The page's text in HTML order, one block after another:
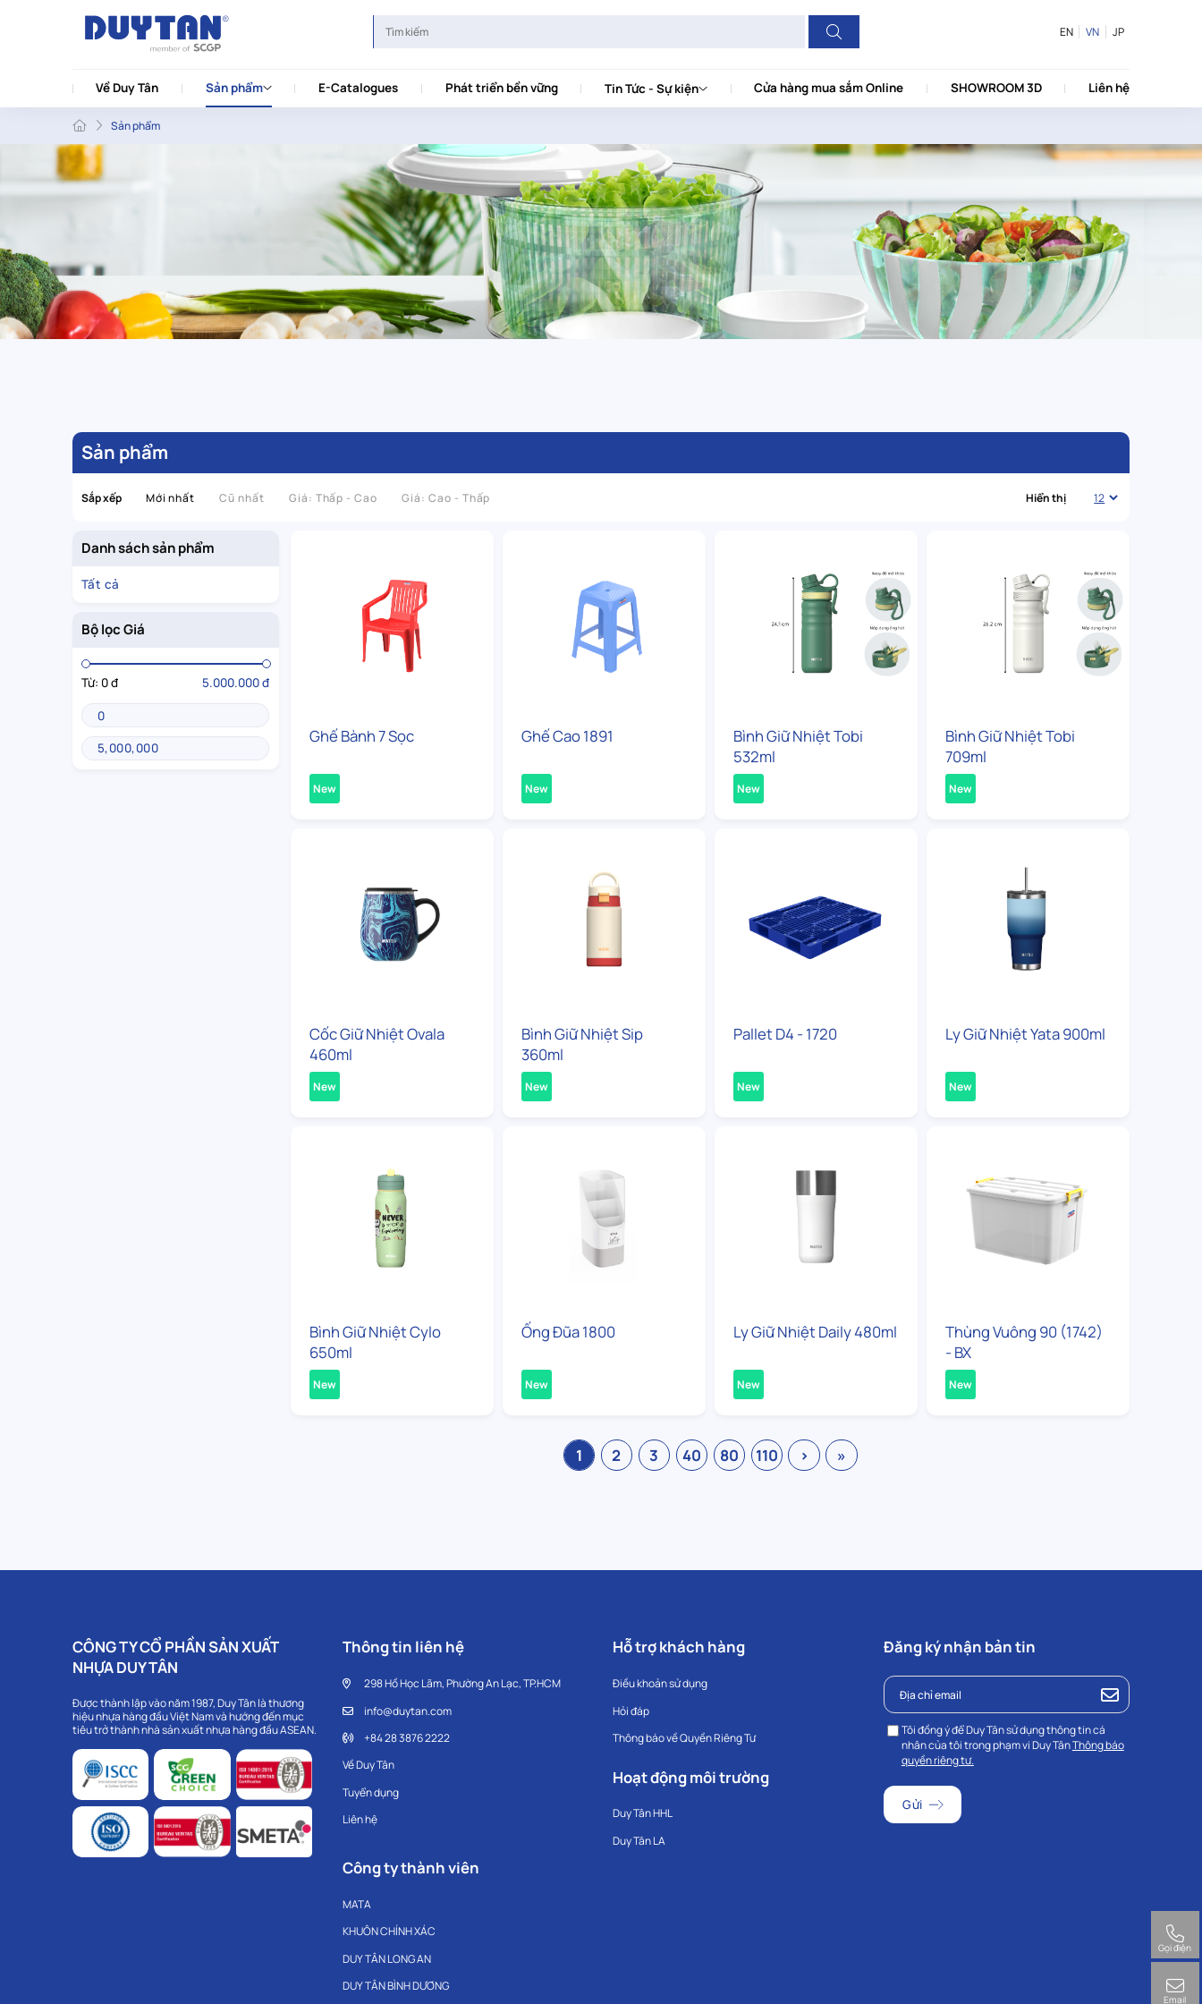
EN VN JP
Về Duy Tân Sản phẩm E-Catalogues Phát triển bền vững Tin Tức - Sự kiện Cửa hàng mua sắm Online SHOWROOM 3D Liên hệ
Sản phẩm
Sản phẩm
Sắp xếp Mới nhất Cũ nhất Giá: Thấp - Cao Giá: Cao - Thấp Hiển thị
Danh sách sản phẩm
Tất cả
Bộ lọc Giá
Từ: 0 đ 5.000.000 đ
Ghế Bành 7 Sọc
New
Ghế Cao 1891
New
Bình Giữ Nhiệt Tobi
532ml
New
Bình Giữ Nhiệt Tobi
709ml
New
Cốc Giữ Nhiệt Ovala
460ml
New
Bình Giữ Nhiệt Sip
360ml
New
Pallet D4 - 1720
New
Ly Giữ Nhiệt Yata 900ml
New
Bình Giữ Nhiệt Cylo
650ml
New
Ống Đũa 1800
New
Ly Giữ Nhiệt Daily 480ml
New
Thùng Vuông 90 (1742)
- BX
New
1 2 3 40 80 110 › »
CÔNG TY CỔ PHẦN SẢN XUẤT
NHỰA DUY TÂN
Được thành lập vào năm 1987, Duy Tân là thương
hiệu nhựa hàng đầu Việt Nam và hướng đến mục
tiêu trở thành nhà sản xuất nhựa hàng đầu ASEAN.
Thông tin liên hệ
298 Hồ Học Lãm, Phường An Lạc, TP.HCM
info@duytan.com
+84 28 3876 2222
Về Duy Tân
Tuyển dụng
Liên hệ
Công ty thành viên
MATA
KHUÔN CHÍNH XÁC
DUY TÂN LONG AN
DUY TÂN BÌNH DƯƠNG
Hỗ trợ khách hàng
Điều khoản sử dụng
Hỏi đáp
Thông báo về Quyền Riêng Tư
Hoạt động môi trường
Duy Tân HHL
Duy Tân LA
Đăng ký nhận bản tin
Tôi đồng ý để Duy Tân sử dụng thông tin cá
nhân của tôi trong phạm vi Duy TânThông báo
quyền riêng tư.
Gọi điện
Email